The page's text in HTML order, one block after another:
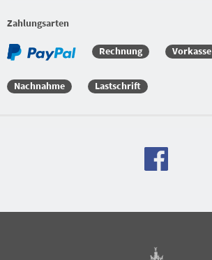
Bekleidungssets
Bekleidungssets
Versandkostenfreie Bestellung
Zahlungsarten
Rechnung Vorkasse
Nachnahme Lastschrift